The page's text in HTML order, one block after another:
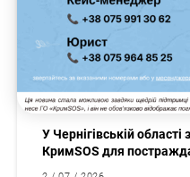
У Чернігівській
КримSOS для